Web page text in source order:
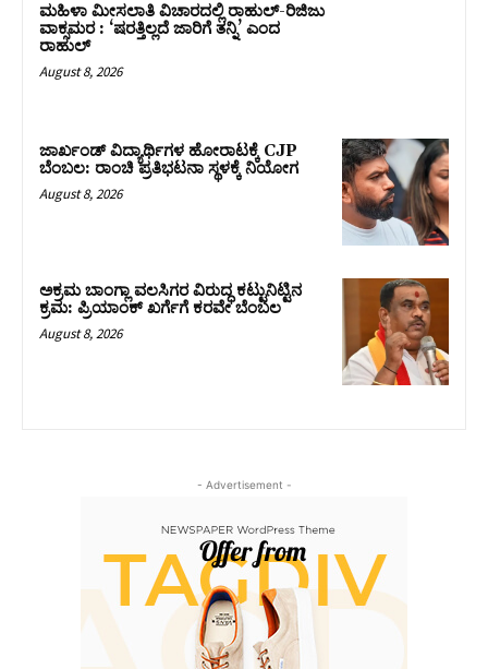
ಮಹಿಳಾ ಮೀಸಲಾತಿ ವಿಚಾರದಲ್ಲಿ ರಾಹುಲ್‌-ರಿಜಿಜು
ವಾಕ್ಸಮರ : ‘ಷರತ್ತಿಲ್ಲದೆ ಜಾರಿಗೆ ತನ್ನಿ’ ಎಂದ
ರಾಹುಲ್‌
August 8, 2026
ಜಾರ್ಖಂಡ್‌ ವಿದ್ಯಾರ್ಥಿಗಳ ಹೋರಾಟಕ್ಕೆ CJP
ಬೆಂಬಲ: ರಾಂಚಿ ಪ್ರತಿಭಟನಾ ಸ್ಥಳಕ್ಕೆ ನಿಯೋಗ
August 8, 2026
ಅಕ್ರಮ ಬಾಂಗ್ಲಾ ವಲಸಿಗರ ವಿರುದ್ಧ ಕಟ್ಟುನಿಟ್ಟಿನ
ಕ್ರಮ: ಪ್ರಿಯಾಂಕ್ ಖರ್ಗೆಗೆ ಕರವೇ ಬೆಂಬಲ
August 8, 2026
- Advertisement -